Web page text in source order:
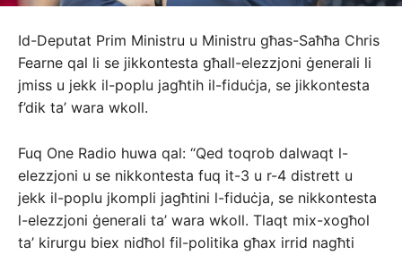
Id-Deputat Prim Ministru u Ministru għas-Saħħa Chris
Fearne qal li se jikkontesta għall-elezzjoni ġenerali li
jmiss u jekk il-poplu jagħtih il-fiduċja, se jikkontesta
f’dik ta’ wara wkoll.
Fuq One Radio huwa qal: “Qed toqrob dalwaqt l-
elezzjoni u se nikkontesta fuq it-3 u r-4 distrett u
jekk il-poplu jkompli jagħtini l-fiduċja, se nikkontesta
l-elezzjoni ġenerali ta’ wara wkoll. Tlaqt mix-xogħol
ta’ kirurgu biex nidħol fil-politika għax irrid nagħti